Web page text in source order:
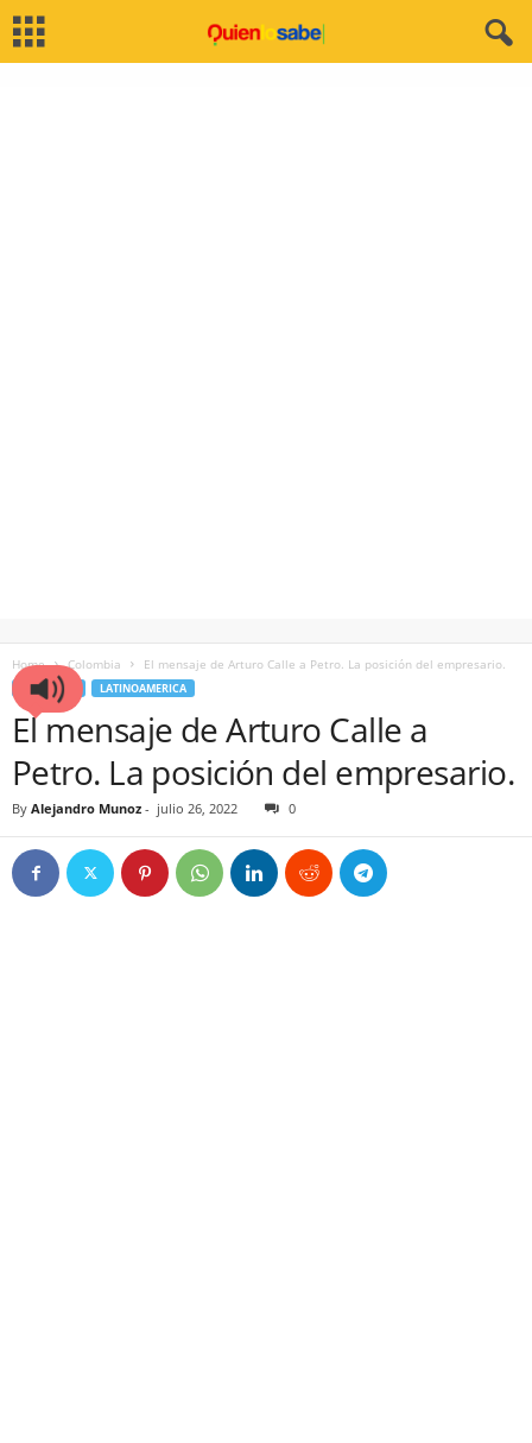
Home Colombia El mensaje de Arturo Calle a Petro. La posición del empresario.
COLOMBIA LATINOAMERICA
El mensaje de Arturo Calle a
Petro. La posición del empresario.
By Alejandro Munoz - julio 26, 2022 0